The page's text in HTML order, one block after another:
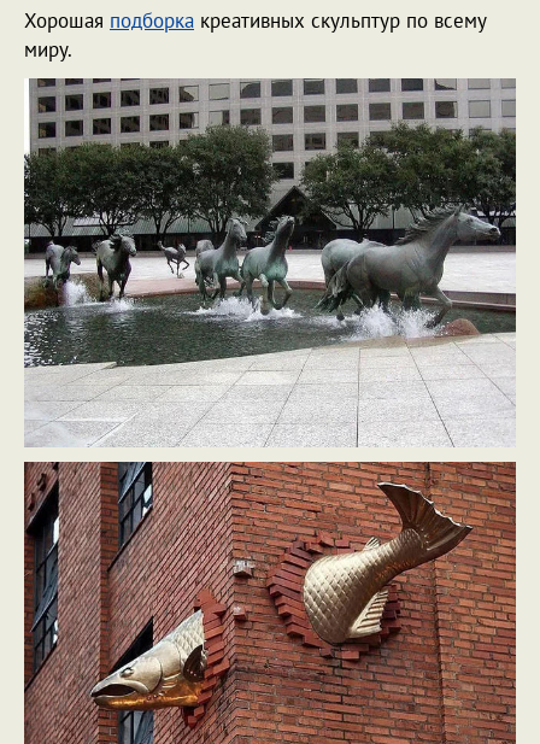
Хорошая подборка креативных скульптур по всему
миру.